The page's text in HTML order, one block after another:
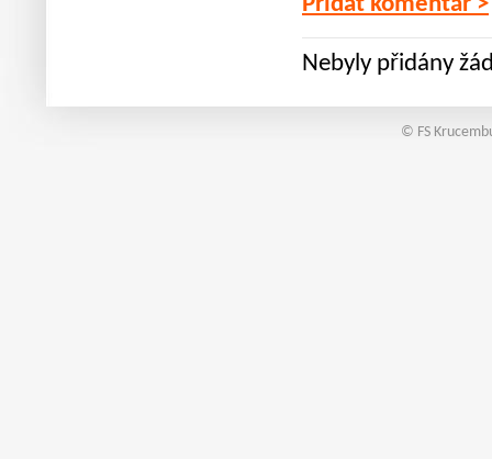
Nebyly přidány
© FS